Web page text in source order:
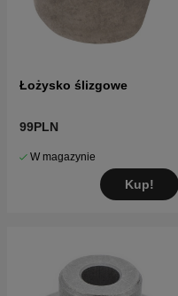
Łożysko ślizgowe
99PLN
W magazynie
Kup!